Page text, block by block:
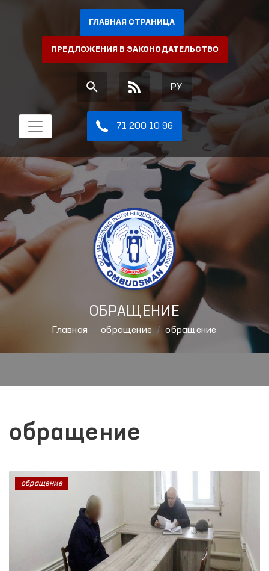
ГЛАВНАЯ СТРАНИЦА
ПРЕДЛОЖЕНИЯ В ЗАКОНОДАТЕЛЬСТВО
РУ
71 200 10 96
ОБРАЩЕНИЕ
Главная обращение обращение
обращение
обращение